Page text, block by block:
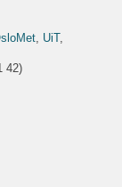
, UiT,
42)